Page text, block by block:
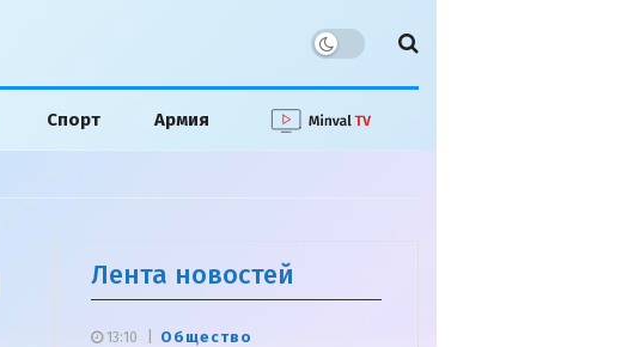
Спорт Армия
Лента новостей
Общество
13:10